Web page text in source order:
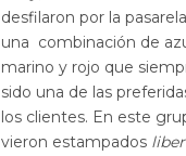
desfilaron por la
una combinación de
marino y rojo que
sido una de las
los clientes. En este
vieron estampados